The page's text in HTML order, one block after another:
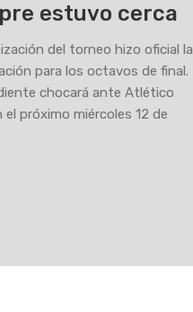
estuvo cerca
del torneo hizo oficial la
para los octavos de final.
chocará ante Atlético
el próximo miércoles 12 de